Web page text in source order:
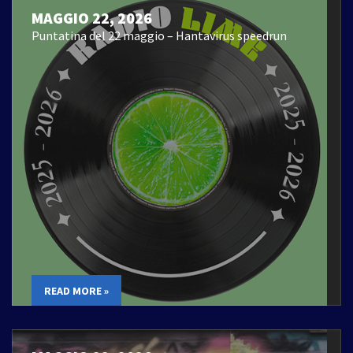
MAGGIO 22, 2026
Puntatina del 22 maggio – Hantavirus speedrun
READ MORE »